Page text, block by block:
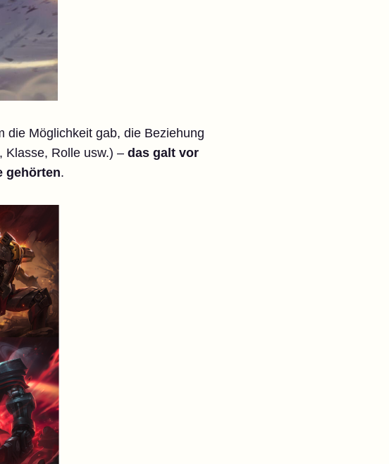
die Möglichkeit gab, die Beziehung
Klasse, Rolle usw.) – das galt vor
gehörten.